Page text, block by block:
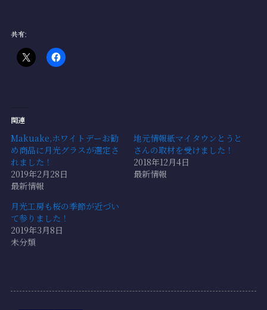
共有:
関連
Makuake,ホワイトデーお勧
め商品に月光グラスが選定さ
れました！
2019年2月28日
最新情報
地元情報紙マイタウンとうと
さんの取材を受けました！
2018年12月4日
最新情報
月光工房も桜の季節が近づい
て参りました！
2019年3月8日
未分類